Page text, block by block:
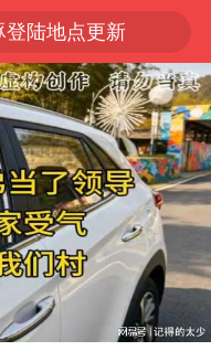
登陆地点更新
受10万获刑1年
以“新”破局 首发经济点亮城市消费活力
入48小时警戒线
中方回应是否在太平洋海底开采稀土
响中国已成定局
佛得角门将亮相智利俱乐部主场
钟轰2球
26:20